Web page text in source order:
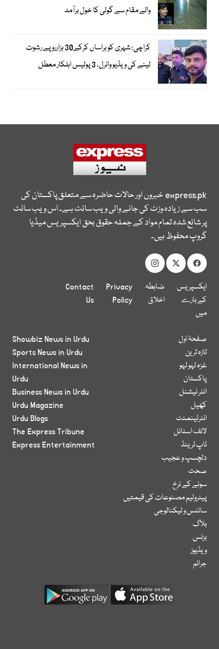
والے مقام سے گولی کا خول برآمد
کراچی: شہری کو ہراساں کرکے30 ہزارروپے رشوت
لینے کی ویڈیو وائرل، 3 پولیس اہلکار معطل
express.pkخبروں اور حالات حاضرہ سے متعلق پاکستان کی
سب سے زیادہ وزٹ کی جانے والی ویب سائٹ ہے۔ اس ویب سائٹ
پر شائع شدہ تمام مواد کے جملہ حقوق بحق ایکسپریس میڈیا
گروپ محفوظ ہیں۔
ایکسپریس
کے بارے
میں
ضابطہ
اخلاق
Privacy
Policy
Contact
Us
صفحۂ اول
تازہ ترین
غزہ لہو لہو
پاکستان
انٹر نیشنل
کھیل
انٹرٹینمنٹ
لائف اسٹائل
ٹاپ ٹرینڈ
دلچسپ و عجیب
صحت
سونے کے نرخ
پیٹرولیم مصنوعات کی قیمتیں
سائنس و ٹیکنالوجی
بلاگ
بزنس
ویڈیوز
جرائم
Showbiz News in Urdu
Sports News in Urdu
International News in
Urdu
Business News in Urdu
Urdu Magazine
Urdu Blogs
The Express Tribune
Express Entertainment